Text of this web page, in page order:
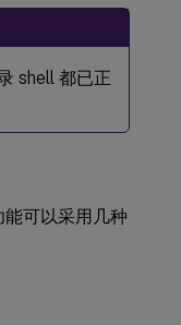
shell 都已正
可以采用几种